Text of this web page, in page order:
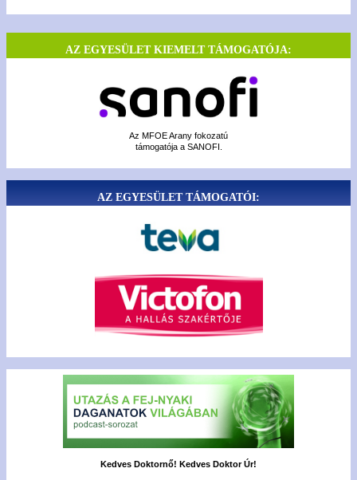
AZ EGYESÜLET KIEMELT TÁMOGATÓJA:
Az MFOE Arany fokozatú
támogatója a SANOFI.
AZ EGYESÜLET TÁMOGATÓI:
Kedves Doktornő! Kedves Doktor Úr!